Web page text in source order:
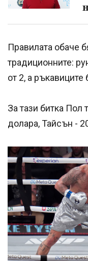
Правилата обаче
традиционните:
от 2, а ръкавиците
За тази битка Пол
долара, Тайсън -